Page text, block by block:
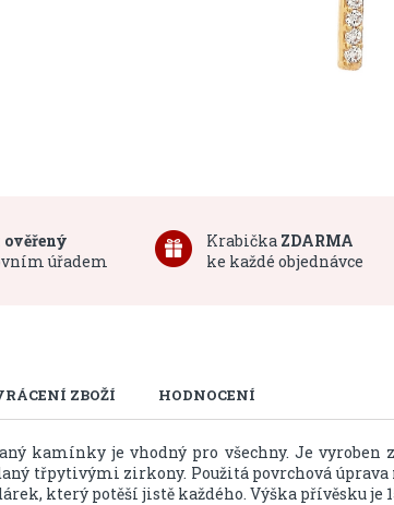
ověřený
úřadem
Krabička ZDARMA
ke každé objednávce
ZBOŽÍ HODNOCENÍ
kamínky je vhodný pro všechny. Je vyroben
třpytivými zirkony. Použitá povrchová úprava
který potěší jistě každého. Výška přívěsku je